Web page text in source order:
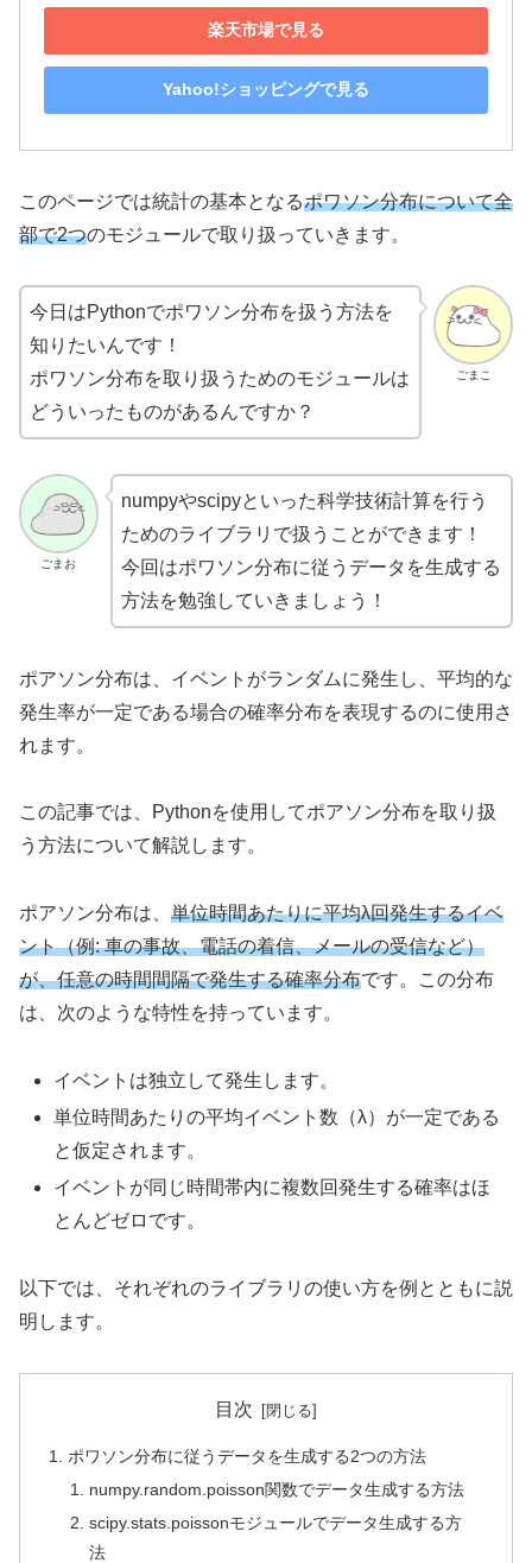
楽天市場で見る
Yahoo!ショッピングで見る
このページでは統計の基本となるポワソン分布について全
部で2つのモジュールで取り扱っていきます。
ごまこ
今日はPythonでポワソン分布を扱う方法を
知りたいんです！
ポワソン分布を取り扱うためのモジュールは
どういったものがあるんですか？
ごまお
numpyやscipyといった科学技術計算を行う
ためのライブラリで扱うことができます！
今回はポワソン分布に従うデータを生成する
方法を勉強していきましょう！
ポアソン分布は、イベントがランダムに発生し、平均的な
発生率が一定である場合の確率分布を表現するのに使用さ
れます。
この記事では、Pythonを使用してポアソン分布を取り扱
う方法について解説します。
ポアソン分布は、 単位時間あたりに平均λ回発生するイベ
ント（例: 車の事故、電話の着信、メールの受信など）
が、任意の時間間隔で発生する確率分布です。この分布
は、次のような特性を持っています。
イベントは独立して発生します。
単位時間あたりの平均イベント数（λ）が一定である
と仮定されます。
イベントが同じ時間帯内に複数回発生する確率はほ
とんどゼロです。
以下では、それぞれのライブラリの使い方を例とともに説
明します。
目次
ポワソン分布に従うデータを生成する2つの方法
numpy.random.poisson関数でデータ生成する方法
scipy.stats.poissonモジュールでデータ生成する方
法